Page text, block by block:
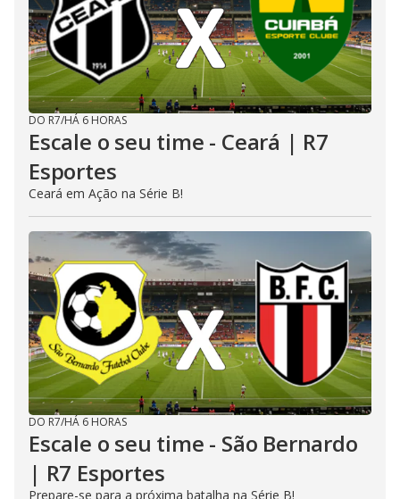
DO R7/HÁ 6 HORAS
Escale o seu time - Ceará | R7
Esportes
Ceará em Ação na Série B!
DO R7/HÁ 6 HORAS
Escale o seu time - São Bernardo
| R7 Esportes
Prepare-se para a próxima batalha na Série B!